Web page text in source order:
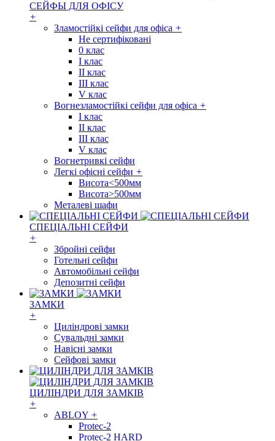
СЕЙФЫ ДЛЯ ОФІСУ
+
Зламостійкі сейфи для офіса +
Не сертифіковані
0 клас
I клас
II клас
III клас
V клас
Вогнезламостійкі сейфи для офіса +
I клас
II клас
III клас
V клас
Вогнетривкі сейфи
Легкі офісні сейфи +
Висота<500мм
Висота>500мм
Металеві шафи
СПЕЦІАЛЬНІ СЕЙФИ
+
Збройні сейфи
Готельні сейфи
Автомобільні сейфи
Депозитні сейфи
ЗАМКИ
+
Циліндрові замки
Сувальдні замки
Навісні замки
Сейфові замки
ЦИЛІНДРИ ДЛЯ ЗАМКІВ
+
ABLOY +
Protec-2
Protec-2 HARD